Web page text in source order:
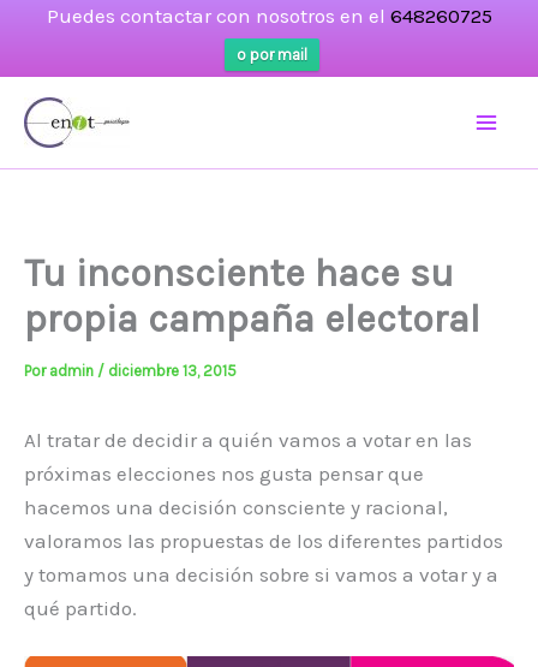
Puedes contactar con nosotros en el 648260725
o por mail
Tu inconsciente hace su
propia campaña electoral
Por admin / diciembre 13, 2015
Al tratar de decidir a quién vamos a votar en las
próximas elecciones nos gusta pensar que
hacemos una decisión consciente y racional,
valoramos las propuestas de los diferentes partidos
y tomamos una decisión sobre si vamos a votar y a
qué partido.